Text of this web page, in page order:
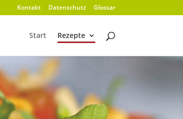
Kontakt Datenschutz Glossar
Start Rezepte